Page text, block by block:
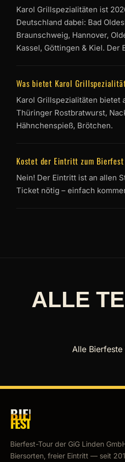
Karol Grillspezialitäten ist
Deutschland dabei: Bad
Braunschweig, Hannover,
Kassel, Göttingen & Kiel. Der
Was bietet Karol
Karol Grillspezialitäten bietet
Thüringer Rostbratwurst,
Hähnchenspieß, Brötchen.
Kostet der Eintritt zum Bierfest
Nein! Der Eintritt ist an allen
Ticket nötig – einfach
ALLE
Alle
BIER
FEST
Bierfest-Tour der GiG Linden
Biersorten, freier Eintritt — seit